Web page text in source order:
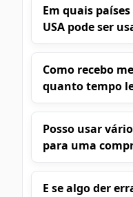
Em quais
USA pode ser
Como recebo
quanto tempo
Posso usar
para uma
E se algo der